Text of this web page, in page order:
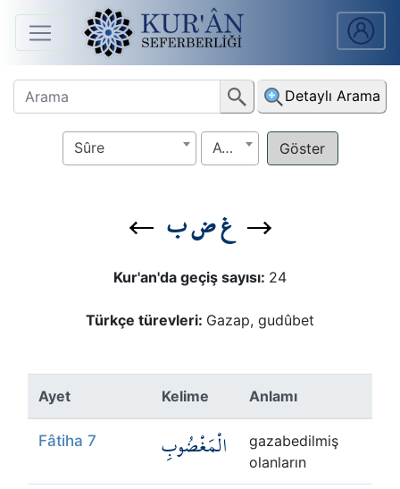
Anasayfa
Sûreler
Arapça
Kökler
Detaylı Arama
Sûre Ayet
غ ض ب
Kur'an'da geçiş sayısı: 24
Türkçe türevleri: Gazap, gudûbet
Ayet Kelime Anlamı
Fâtiha 7 الْمَغْضُوبِ
gazabedilmiş
olanların